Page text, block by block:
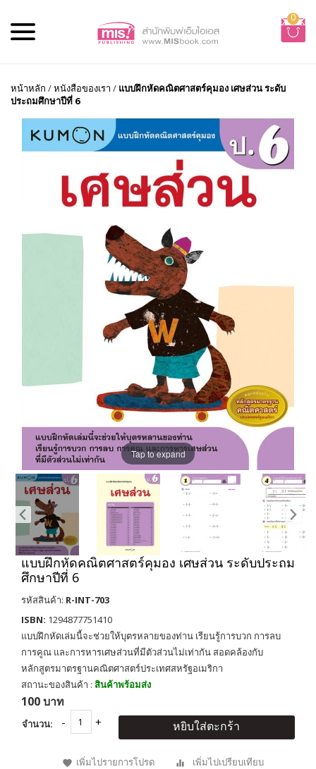
0
หน้าหลัก /หนังสือของเรา / แบบฝึกหัดคณิตศาสตร์คุมอง เศษส่วน ระดับ
ประถมศึกษาปีที่ 6
Tap to expand
แบบฝึกหัดคณิตศาสตร์คุมอง เศษส่วน ระดับประถม
ศึกษาปีที่ 6
รหัสสินค้า: R-INT-703
ISBN: 1294877751410
แบบฝึกหัดเล่มนี้จะช่วยให้บุตรหลายของท่าน เรียนรู้การบวก การลบ
การคูณ และการหารเศษส่วนที่มีตัวส่วนไม่เท่ากัน สอดคล้องกับ
หลักสูตรมาตรฐานคณิตศาสตร์ประเทศสหรัฐอเมริกา
สถานะของสินค้า : สินค้าพร้อมส่ง
100 บาท
จำนวน: หยิบใส่ตะกร้า
เพิ่มไปรายการโปรด เพิ่มไปเปรียบเทียบ